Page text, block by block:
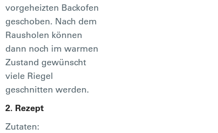
vorgeheizten Backofen
geschoben. Nach dem
Rausholen können
dann noch im warmen
Zustand gewünscht
viele Riegel
geschnitten werden.
2. Rezept
Zutaten: